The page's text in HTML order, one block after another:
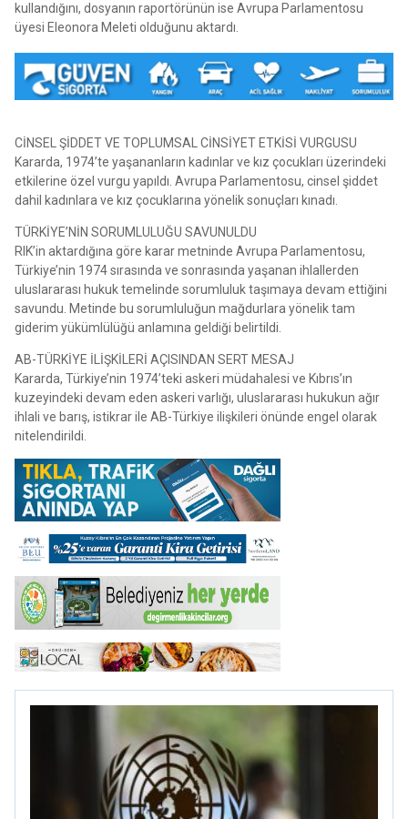
kullandığını, dosyanın raportörünün ise Avrupa Parlamentosu
üyesi Eleonora Meleti olduğunu aktardı.
CİNSEL ŞİDDET VE TOPLUMSAL CİNSİYET ETKİSİ VURGUSU
Kararda, 1974’te yaşananların kadınlar ve kız çocukları üzerindeki
etkilerine özel vurgu yapıldı. Avrupa Parlamentosu, cinsel şiddet
dahil kadınlara ve kız çocuklarına yönelik sonuçları kınadı.
TÜRKİYE’NİN SORUMLULUĞU SAVUNULDU
RIK’in aktardığına göre karar metninde Avrupa Parlamentosu,
Türkiye’nin 1974 sırasında ve sonrasında yaşanan ihlallerden
uluslararası hukuk temelinde sorumluluk taşımaya devam ettiğini
savundu. Metinde bu sorumluluğun mağdurlara yönelik tam
giderim yükümlülüğü anlamına geldiği belirtildi.
AB-TÜRKİYE İLİŞKİLERİ AÇISINDAN SERT MESAJ
Kararda, Türkiye’nin 1974’teki askeri müdahalesi ve Kıbrıs’ın
kuzeyindeki devam eden askeri varlığı, uluslararası hukukun ağır
ihlali ve barış, istikrar ile AB-Türkiye ilişkileri önünde engel olarak
nitelendirildi.